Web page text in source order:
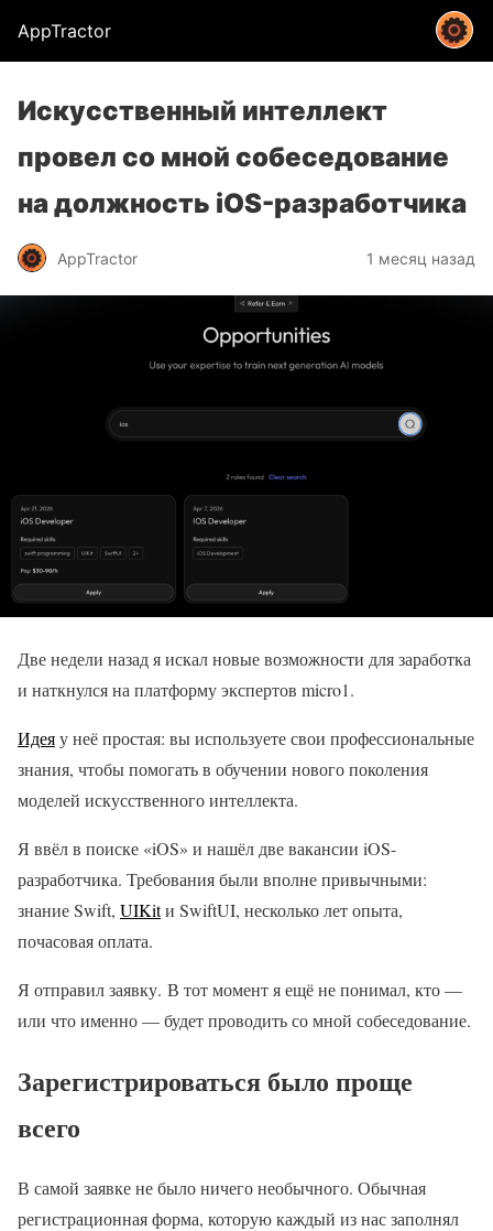
AppTractor
Искусственный интеллект
провел со мной собеседование
на должность iOS-разработчика
AppTractor 1 месяц назад
Две недели назад я искал новые возможности для заработка
и наткнулся на платформу экспертов micro1.
Идеяу неё простая: вы используете свои профессиональные
знания, чтобы помогать в обучении нового поколения
моделей искусственного интеллекта.
Я ввёл в поиске «iOS» и нашёл две вакансии iOS-
разработчика. Требования были вполне привычными:
знание Swift, UIKitи SwiftUI, несколько лет опыта,
почасовая оплата.
Я отправил заявку. В тот момент я ещё не понимал, кто —
или что именно — будет проводить со мной собеседование.
Зарегистрироваться было проще
всего
В самой заявке не было ничего необычного. Обычная
регистрационная форма, которую каждый из нас заполнял